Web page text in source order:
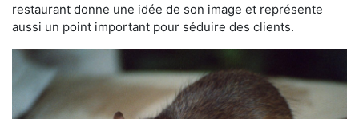
restaurant donne une idée de son image et représente
aussi un point important pour séduire des clients.